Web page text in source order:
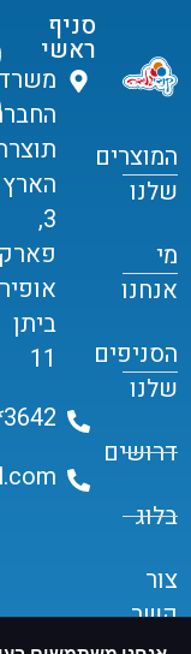
המוצרים
שלנו
מי
אנחנו
הסניפים
שלנו
דרושים
בלוג
צור
קשר
סניף
ראשי
הארץ
3,
פארק
אופיר
ביתן
11
3642*